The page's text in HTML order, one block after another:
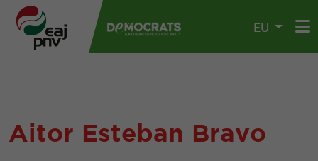
EU
Aitor Esteban Bravo